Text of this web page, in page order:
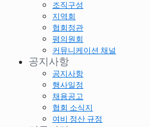
조직구성
지역회
협회정관
평의원회
커뮤니케이션 채널
공지사항
공지사항
행사일정
채용공고
협회 소식지
여비 정산 규정